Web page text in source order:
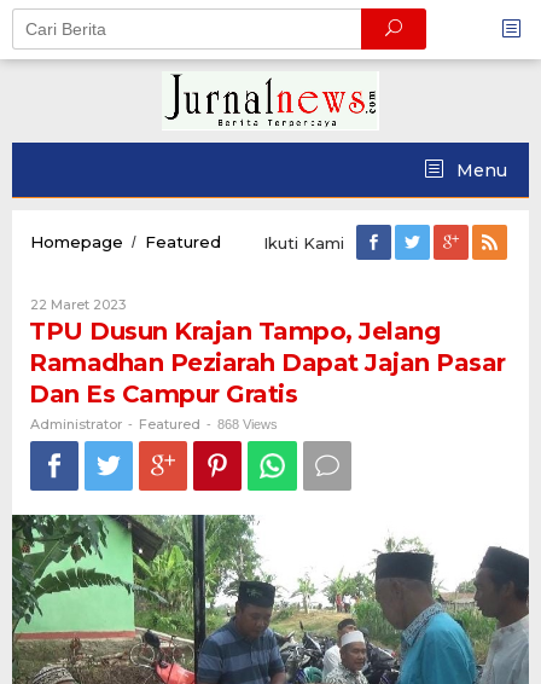
Skip
content
Menu
Homepage / Featured
Jelang
Ramadhan
Peziarah
Dapat
Dan
Gratis
Ikuti Kami
22 Maret 2023Oleh
Administrator
TPU Dusun Krajan Tampo, Jelang
Ramadhan Peziarah Dapat Jajan Pasar
Dan Es Campur Gratis
Administrator - Featured - 868 Views